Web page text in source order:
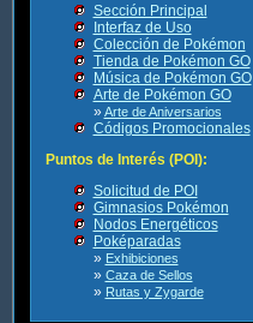
Sección Principal
Interfaz de Uso
Colección de Pokémon
Tienda de Pokémon GO
Música de Pokémon GO
Arte de Pokémon GO
» Arte de Aniversarios
Códigos Promocionales
Puntos de Interés (POI):
Solicitud de POI
Gimnasios Pokémon
Nodos Energéticos
Poképaradas
» Exhibiciones
» Caza de Sellos
» Rutas y Zygarde